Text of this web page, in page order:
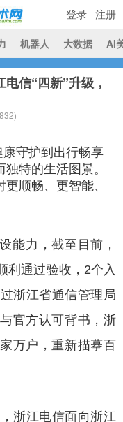
机器人 大数据 AI
登录 注册
信“四新”升级，
守护到出行畅享
特的生活图景。
顺畅、更智能、
能力，截至目前，
利通过验收，2个入
浙江省通信管理局
官方认可背书，浙
万户，重新描摹百
浙江电信面向浙江